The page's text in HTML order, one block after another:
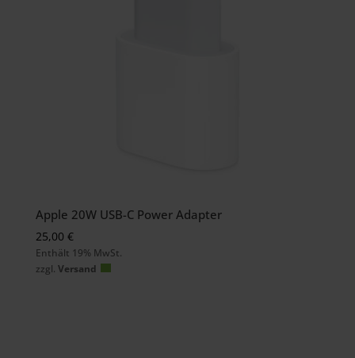
Apple 20W USB-C Power Adapter
25,00 €
Enthält 19% MwSt.
zzgl. Versand